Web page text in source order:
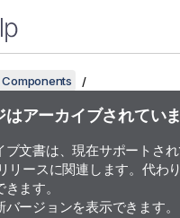
アーカイブされていま
ブ文書は、現在サポートさ
リースに関連します。代わ
ます。
ージョンを表示できます。